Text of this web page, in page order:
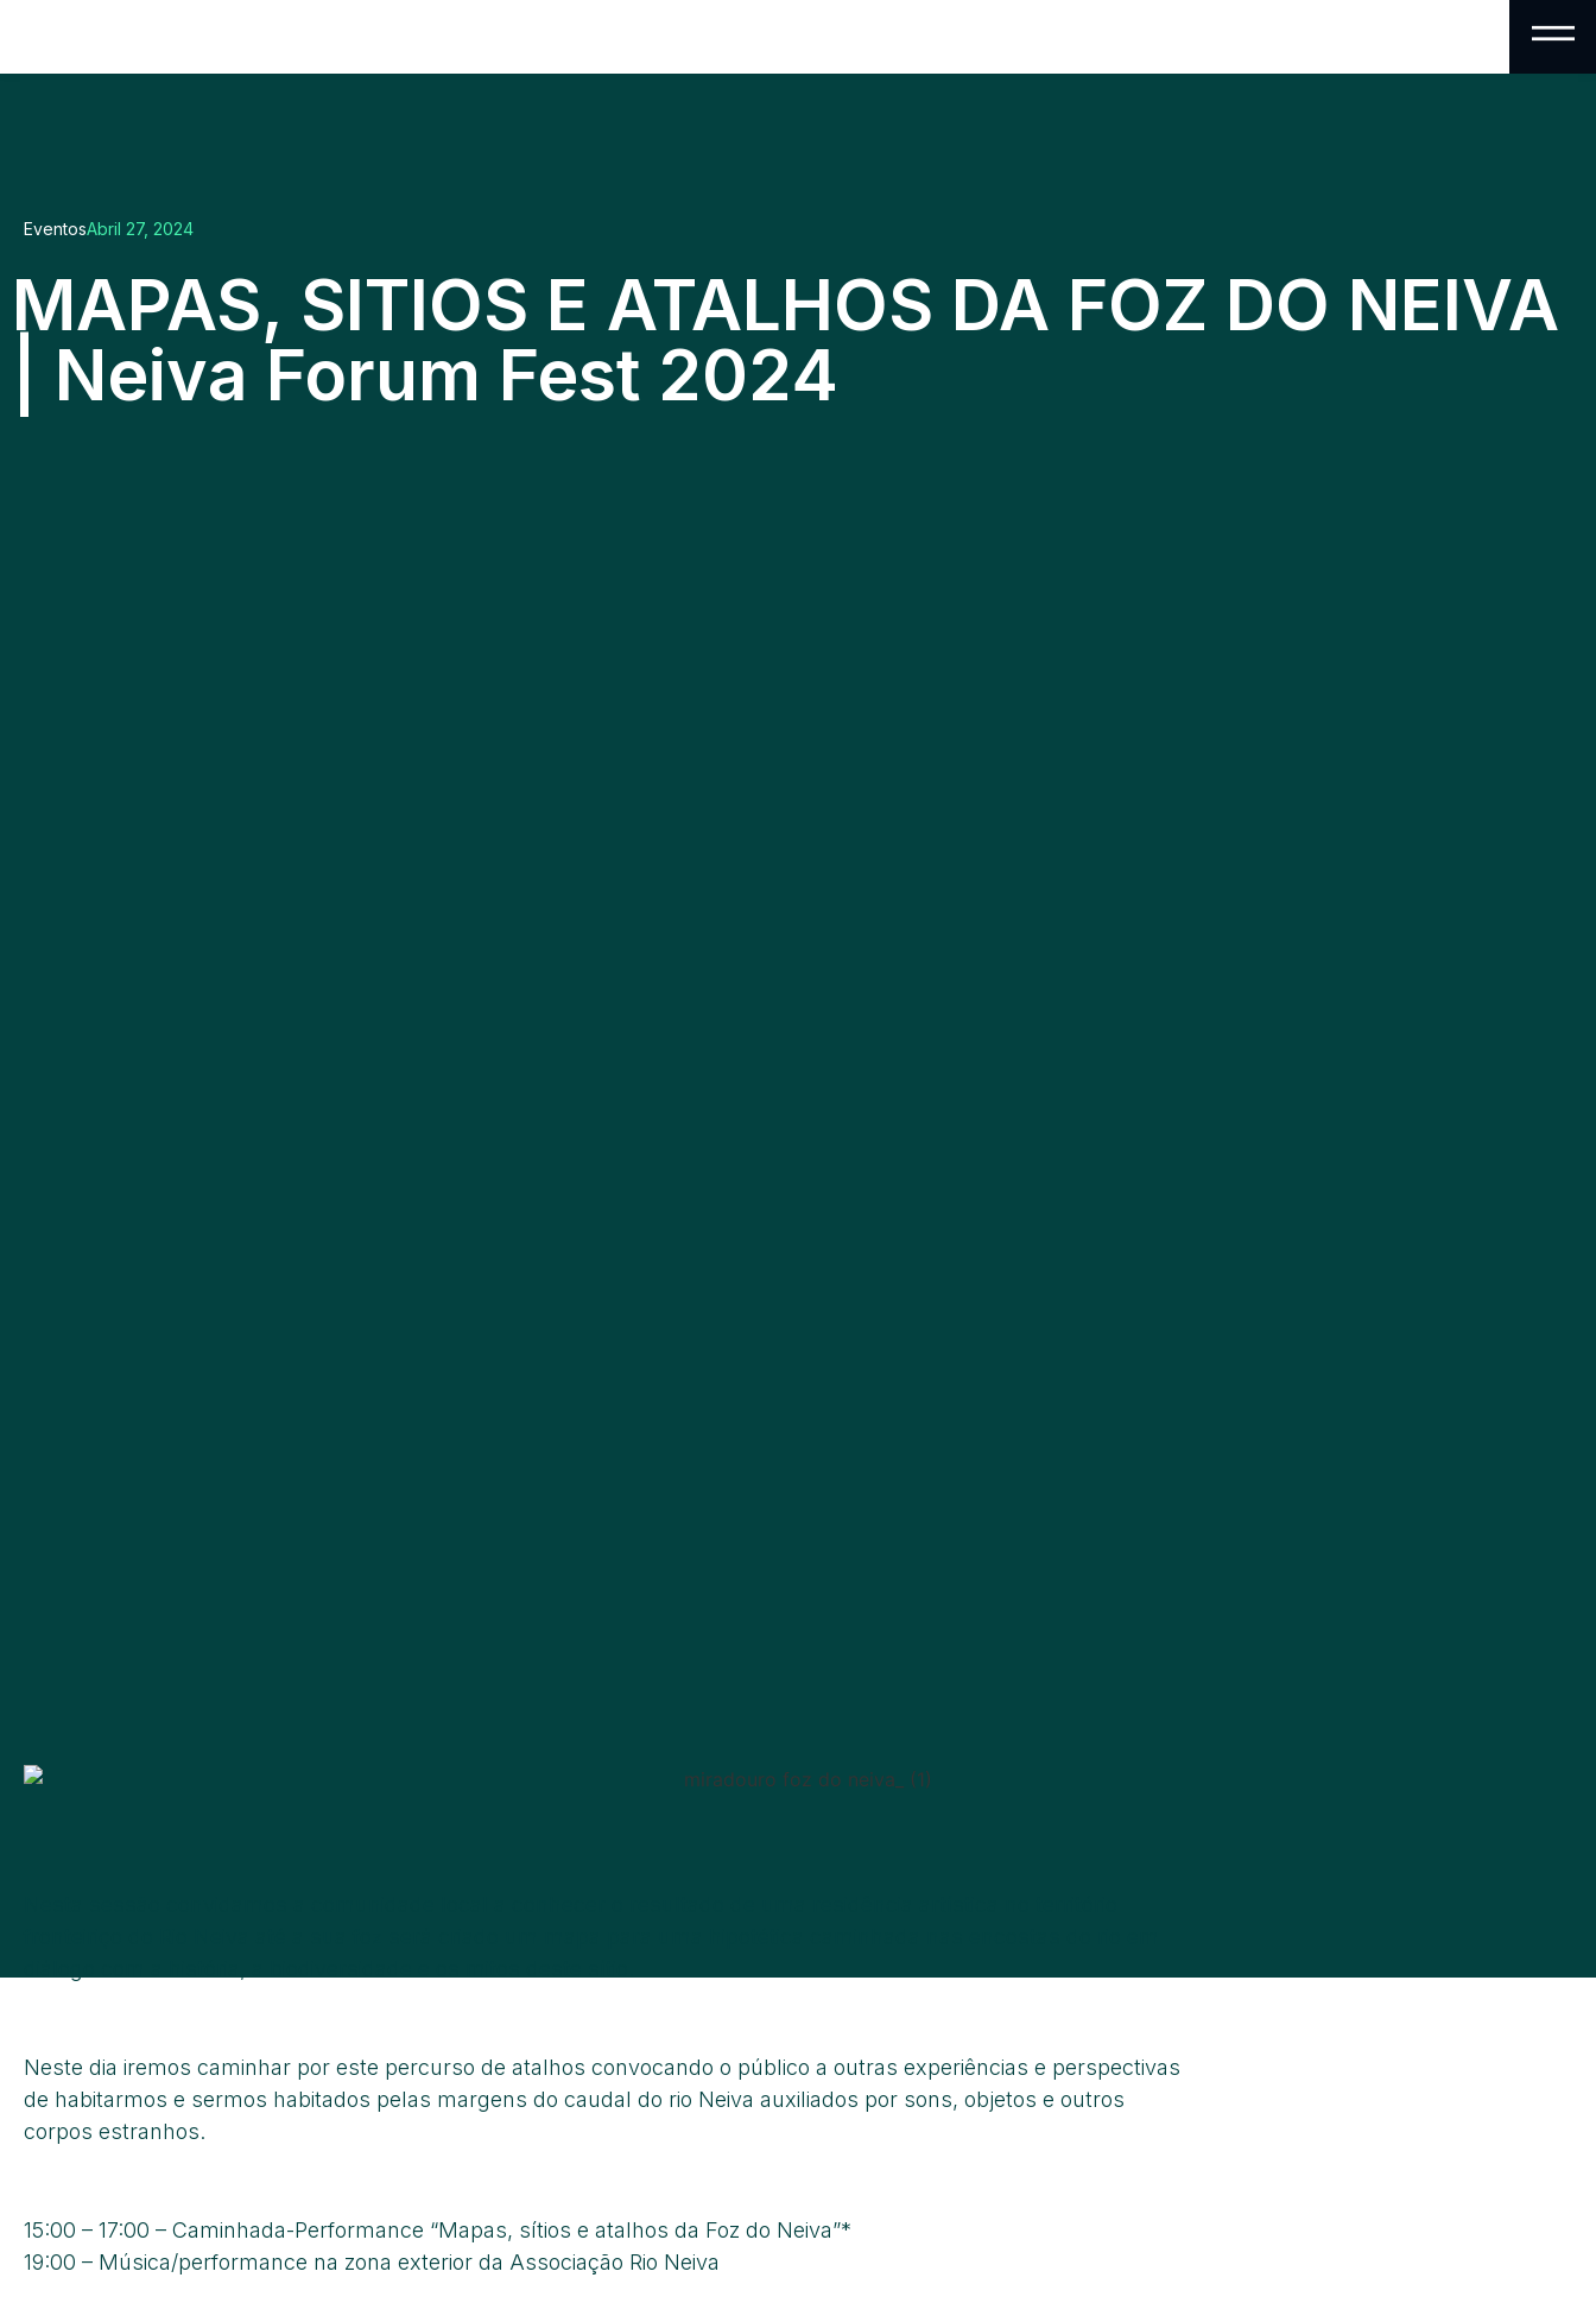
EventosAbril 27, 2024
MAPAS, SITIOS E ATALHOS DA FOZ DO NEIVA
| Neiva Forum Fest 2024
Neste dia iremos caminhar por este percurso de atalhos convocando o público a outras experiências e perspectivas
de habitarmos e sermos habitados pelas margens do caudal do rio Neiva auxiliados por sons, objetos e outros
corpos estranhos.
15:00 – 17:00 – Caminhada-Performance “Mapas, sítios e atalhos da Foz do Neiva”*
19:00 – Música/performance na zona exterior da Associação Rio Neiva